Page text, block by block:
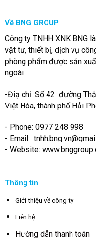
Về BNG GROUP
Công ty TNHH XNK BNG
vật tư, thiết bị, dịch vụ
phòng phẩm được sản
ngoài.
-Điạ chỉ :Số 42 đường
Việt Hòa, thành phố Hải
- Phone: 0977 248 998
- Email:
- Website:
Thông tin
Giới thiệu về công ty
Liên hệ
Hướng dẫn thanh toán